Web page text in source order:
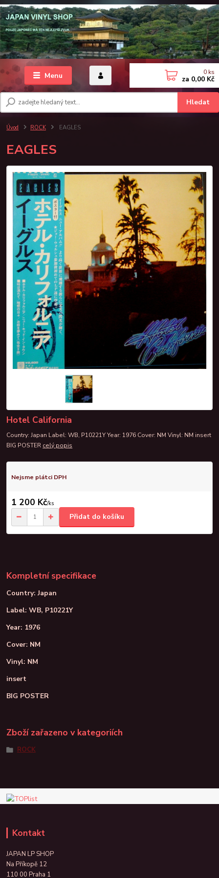
Menu
Hledat
0 ks
za 0,00 Kč
Úvod ROCK EAGLES
EAGLES
Hotel California
Country: Japan Label: WB, P10221Y Year: 1976 Cover: NM Vinyl: NM insert
BIG POSTER celý popis
Nejsme plátci DPH
1 200 Kč/ks
Přidat do košíku
Kompletní specifikace
Country: Japan
Label: WB, P10221Y
Year: 1976
Cover: NM
Vinyl: NM
insert
BIG POSTER
Zboží zařazeno v kategoriích
ROCK
Kontakt
JAPAN LP SHOP
Na Příkopě 12
110 00 Praha 1